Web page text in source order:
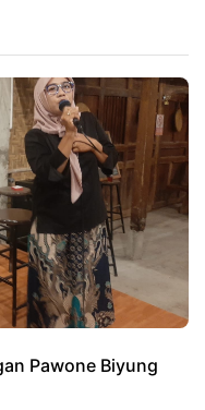
Pawone Biyung